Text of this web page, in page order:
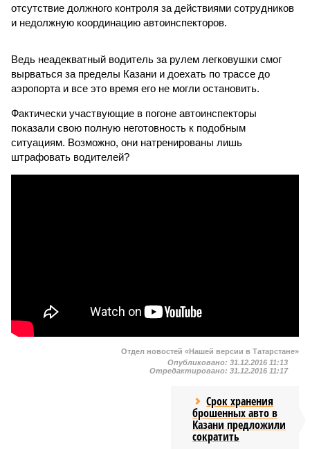
отсутствие должного контроля за действиями сотрудников
и недолжную координацию автоинспекторов.
Ведь неадекватный водитель за рулем легковушки смог
вырваться за пределы Казани и доехать по трассе до
аэропорта и все это время его не могли остановить.
Фактически участвующие в погоне автоинспекторы
показали свою полную неготовность к подобным
ситуациям. Возможно, они натренированы лишь
штрафовать водителей?
Отдел новостей «Нашей версии в Татарстане»
Опубликовано: 31.12.2016 11:13
Отредактировано: 31.12.2016 11:17
Срок хранения
брошенных авто в
Казани предложили
сократить